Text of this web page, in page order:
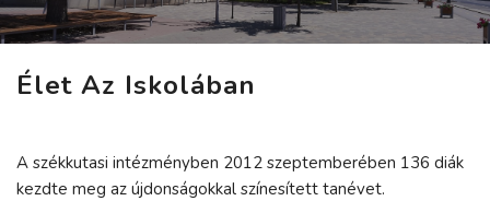
Élet Az Iskolában
A székkutasi intézményben 2012 szeptemberében 136 diák
kezdte meg az újdonságokkal színesített tanévet.